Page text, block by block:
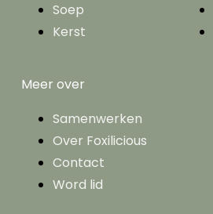
Soep
Kerst
Meer over
Samenwerken
Over Foxilicious
Contact
Word lid